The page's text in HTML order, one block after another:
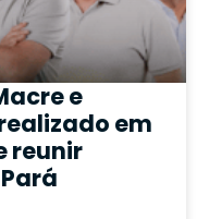
e
em
reunir